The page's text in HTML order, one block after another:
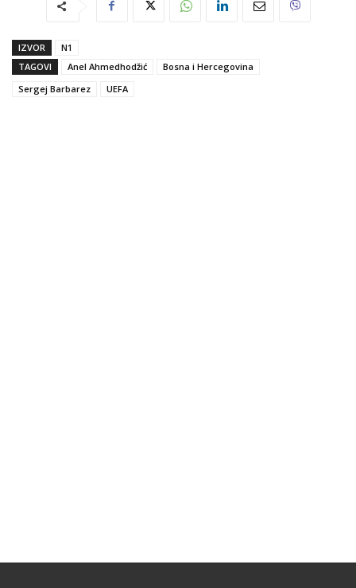
IZVOR
N1
TAGOVI
Anel Ahmedhodžić
Bosna i Hercegovina
Sergej Barbarez
UEFA